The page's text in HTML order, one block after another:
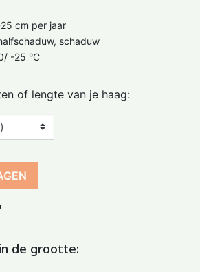
cm per jaar
schaduw
-25 °C
of lengte van je haag:
de grootte: